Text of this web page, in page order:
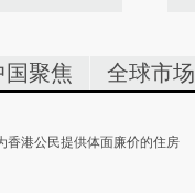
国聚焦 全球市场